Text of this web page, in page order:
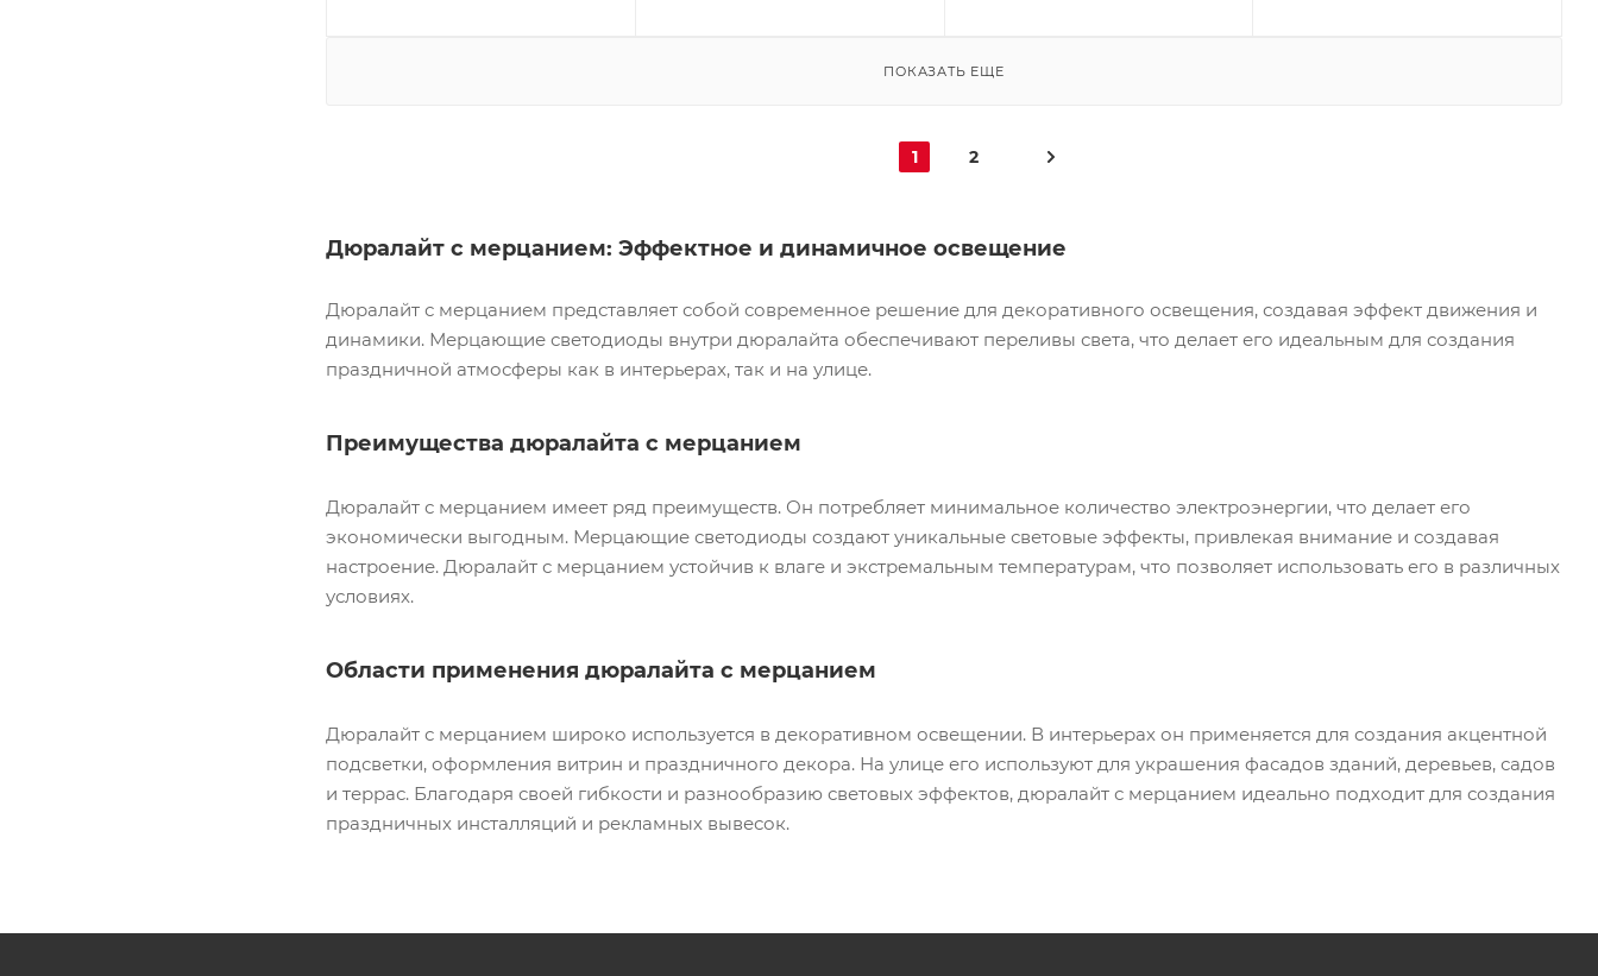
ПОКАЗАТЬ ЕЩЕ
1 2
Дюралайт с мерцанием: Эффектное и динамичное освещение
Дюралайт с мерцанием представляет собой современное решение для декоративного освещения, создавая эффект движения и
динамики. Мерцающие светодиоды внутри дюралайта обеспечивают переливы света, что делает его идеальным для создания
праздничной атмосферы как в интерьерах, так и на улице.
Преимущества дюралайта с мерцанием
Дюралайт с мерцанием имеет ряд преимуществ. Он потребляет минимальное количество электроэнергии, что делает его
экономически выгодным. Мерцающие светодиоды создают уникальные световые эффекты, привлекая внимание и создавая
настроение. Дюралайт с мерцанием устойчив к влаге и экстремальным температурам, что позволяет использовать его в различных
условиях.
Области применения дюралайта с мерцанием
Дюралайт с мерцанием широко используется в декоративном освещении. В интерьерах он применяется для создания акцентной
подсветки, оформления витрин и праздничного декора. На улице его используют для украшения фасадов зданий, деревьев, садов
и террас. Благодаря своей гибкости и разнообразию световых эффектов, дюралайт с мерцанием идеально подходит для создания
праздничных инсталляций и рекламных вывесок.